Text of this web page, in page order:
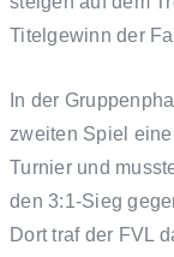
Titelgewinn der
In der
zweiten Spiel
Turnier und
den 3:1-Sieg
Dort traf der FVL